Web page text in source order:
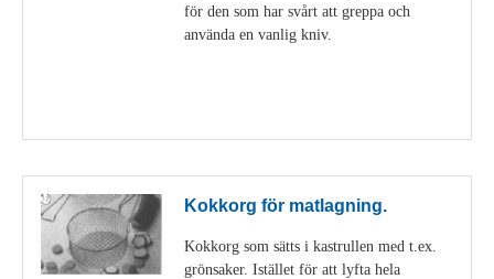
för den som har svårt att greppa och
använda en vanlig kniv.
Kokkorg för matlagning.
Kokkorg som sätts i kastrullen med t.ex.
grönsaker. Istället för att lyfta hela